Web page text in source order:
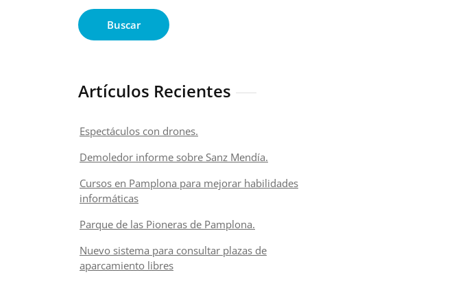
Buscar
Artículos Recientes
Espectáculos con drones.
Demoledor informe sobre Sanz Mendía.
Cursos en Pamplona para mejorar habilidades
informáticas
Parque de las Pioneras de Pamplona.
Nuevo sistema para consultar plazas de
aparcamiento libres